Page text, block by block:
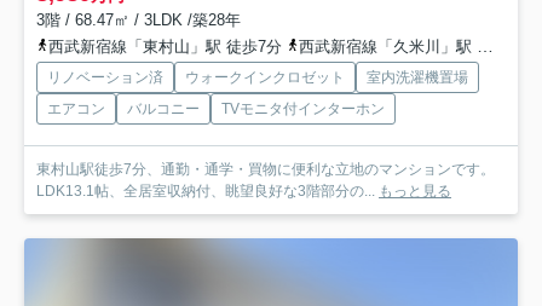
3階 / 68.47㎡ / 3LDK /築28年
西武新宿線「東村山」駅 徒歩7分
西武新宿線「久米川」駅 徒歩13分
リノベーション済 ウォークインクロゼット
室内洗濯機置場
エアコン
バルコニー TVモニタ付インターホン
東村山駅徒歩7分、通勤・通学・買物に便利な立地のマンションです。
LDK13.1帖、全居室収納付、眺望良好な3階部分の... もっと見る